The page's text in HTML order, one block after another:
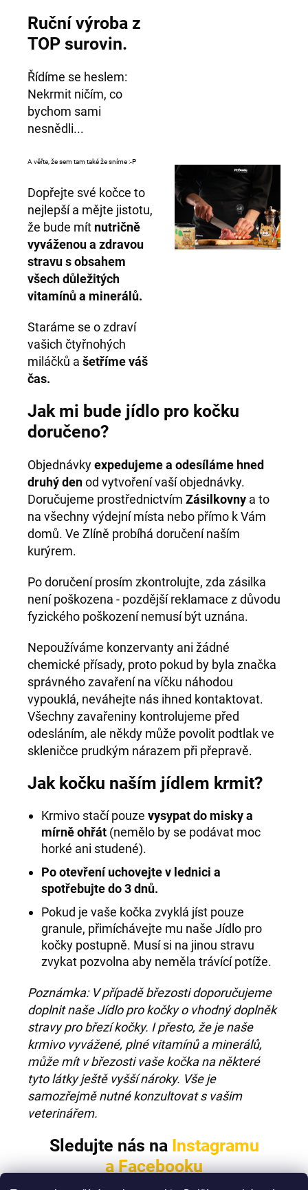
Ruční výroba z
TOP surovin.
Řídíme se heslem:
Nekrmit ničím, co
bychom sami
nesnědli...
A věřte, že sem tam také že sníme :-P
Dopřejte své kočce to
nejlepší a mějte jistotu,
že bude mít nutričně
vyváženou a zdravou
stravu s obsahem
všech důležitých
vitamínů a minerálů.
Staráme se o zdraví
vašich čtyřnohých
miláčků a šetříme váš
čas.
Jak mi bude jídlo pro kočku
doručeno?
Objednávkyexpedujeme a odesíláme hned
druhý denod vytvoření vaší objednávky.
Doručujeme prostřednictvím Zásilkovny a to
na všechny výdejní místa nebo přímo k Vám
domů. Ve Zlíně probíhá doručení naším
kurýrem.
Po doručení prosím zkontrolujte, zda zásilka
není poškozena - pozdější reklamace z důvodu
fyzického poškození nemusí být uznána.
Nepoužíváme konzervanty ani žádné
chemické přísady, proto pokud by byla značka
správného zavaření na víčku náhodou
vypouklá, neváhejte nás ihned kontaktovat.
Všechny zavařeniny kontrolujeme před
odesláním, ale někdy může povolit podtlak ve
skleničce prudkým nárazem při přepravě.
Jak kočku naším jídlem krmit?
Krmivo stačí pouze vysypat do misky a
mírně ohřát (nemělo by se podávat moc
horké ani studené).
Po otevření uchovejte v lednici a
spotřebujte do 3 dnů.
Pokud je vaše kočka zvyklá jíst pouze
granule, přimíchávejte mu naše Jídlo pro
kočky postupně. Musí si na jinou stravu
zvykat pozvolna aby neměla trávící potíže.
Poznámka: V případě březosti doporučujeme
doplnit naše Jídlo pro kočky o vhodný doplněk
stravy pro březí kočky. I přesto, že je naše
krmivo vyvážené, plné vitamínů a minerálů,
může mít v březosti vaše kočka na některé
tyto látky ještě vyšší nároky. Vše je
samozřejmě nutné konzultovat s vašim
veterinářem.
Sledujte nás na Instagramu
aFacebooku